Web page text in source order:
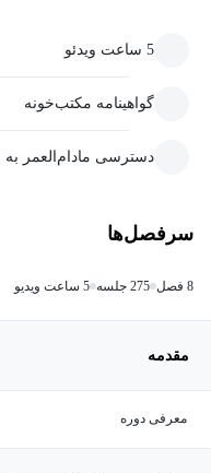
5 ساعت ویدئو
گواهینامه مکتب‌خونه
دسترسی مادام‌العمر به
سرفصل‌ها
8 فصل 275 جلسه 5 ساعت ویدیو
مقدمه
معرفی دوره